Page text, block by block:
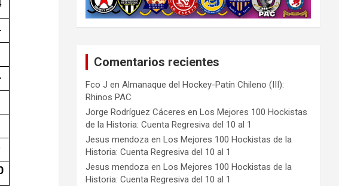
Comentarios recientes
Fco J enAlmanaque del Hockey-Patín Chileno (III):
Rhinos PAC
Jorge Rodríguez Cáceres enLos Mejores 100 Hockistas
de la Historia: Cuenta Regresiva del 10 al 1
Jesus mendoza enLos Mejores 100 Hockistas de la
Historia: Cuenta Regresiva del 10 al 1
Jesus mendoza enLos Mejores 100 Hockistas de la
Historia: Cuenta Regresiva del 10 al 1